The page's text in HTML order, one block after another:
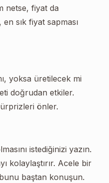
netse, fiyat da
sık fiyat sapması
yoksa üretilecek mi
doğrudan etkiler.
önler.
istediğinizi yazın.
kolaylaştırır. Acele bir
baştan konuşun.